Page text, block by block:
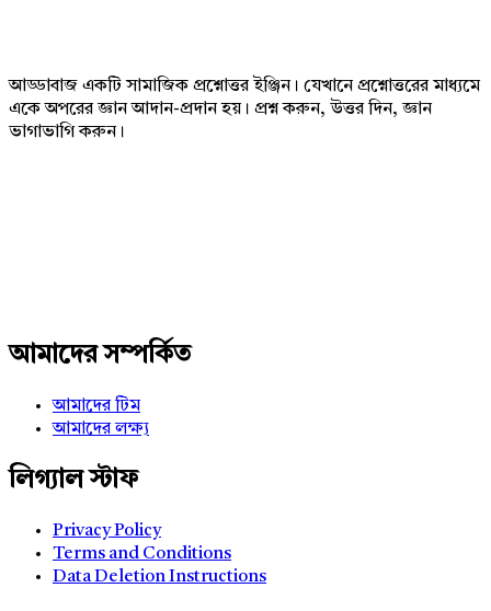
আড্ডাবাজ একটি সামাজিক প্রশ্নোত্তর ইঞ্জিন। যেখানে প্রশ্নোত্তরের মাধ্যমে
একে অপরের জ্ঞান আদান-প্রদান হয়। প্রশ্ন করুন, উত্তর দিন, জ্ঞান
ভাগাভাগি করুন।
আমাদের সম্পর্কিত
আমাদের টিম
আমাদের লক্ষ্য
লিগ্যাল স্টাফ
Privacy Policy
Terms and Conditions
Data Deletion Instructions